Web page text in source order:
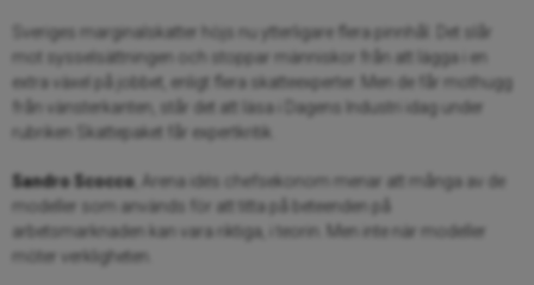
Sveriges marginalskatter höjs nu ytterligare flera pinnhål. Det slår
mot sysselsättningen och stoppar människor från att lägga i en
extra växel på jobbet, enligt flera skatteexperter. Men de får mothugg
från vänsterkanten, står det att läsa i Dagens Industri idag under
rubriken Skattepaket får expertkritik.
Sandro Scocco , Arena idés chefsekonom menar att många av de
modeller som används för att titta på beteenden på
arbetsmarknaden kan vara riktiga, i teorin. Men inte när modeller
möter verkligheten.